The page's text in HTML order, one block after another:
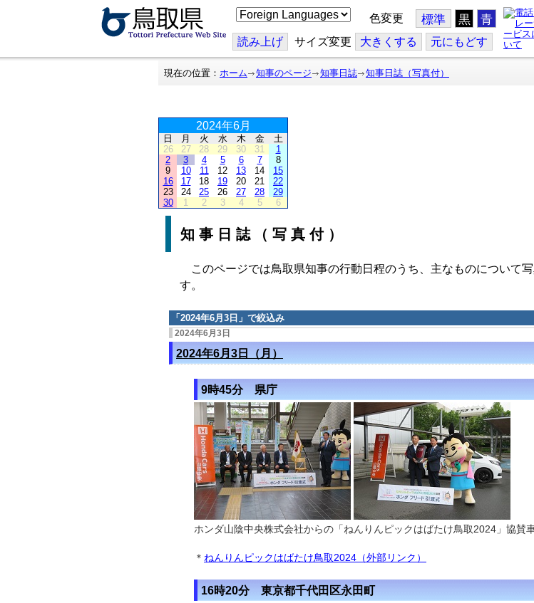
こ
の
ジ
を
翻
色変更 標準 黒 青
読み上げ サイズ変更 大きくする 元にもどす
現在の位置： ホーム 知事のページ 知事日誌 知事日誌（写真付）
2024年6月
日 月 火 水 木 金
土
26
27 28 29 30 31
1
2
3 4 5 6 7
8
9
10 11 12 13 14
15
16
17 18 19 20 21
22
23
24 25 26 27 28
29
30
1 2 3 4 5 6
知事日誌（写真付）
このページでは鳥取県知事の行動日程のうち、主なものについて
す。
「 2024年6月3日 」で絞込み
2024年6月3日
2024年6月3日（月）
9時45分 県庁
ホンダ山陰中央株式会社からの「ねんりんピックはばたけ鳥取2024」協賛
＊ ねんりんピックはばたけ鳥取2024（外部リンク）
16時20分 東京都千代田区永田町